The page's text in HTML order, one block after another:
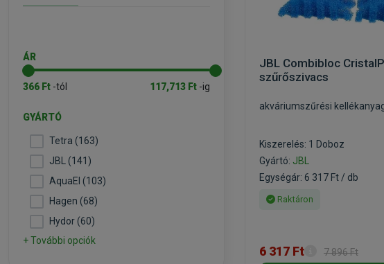
JBL Combibloc
szűrőszivacs
akváriumszűrési
Kiszerelés: 1 Doboz
Gyártó: JBL
Egységár: 6 317 Ft / db
Raktáron
6 317 Ft 7 896 Ft
ÁR
366 Ft -tól 117,713 Ft -ig
GYÁRTÓ
Tetra (163)
JBL (141)
AquaEl (103)
Hagen (68)
Hydor (60)
+ További opciók